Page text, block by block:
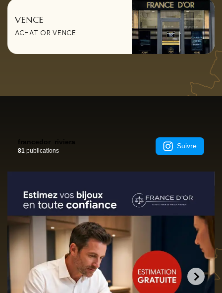
VENCE
ACHAT OR VENCE
francedor_riviera
81 publications
Suivre